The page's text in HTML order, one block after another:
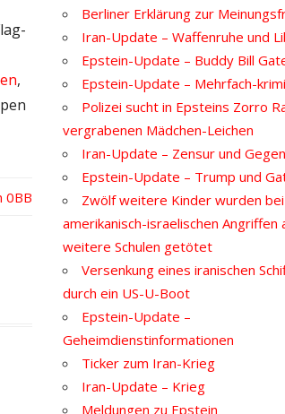
,
Berliner Erklärung zur
Iran-Update – Waffenruhe und
Epstein-Update – Buddy Bill
Epstein-Update – Mehrfach-
Polizei sucht in Epsteins Zorro
vergrabenen Mädchen-Leichen
Iran-Update – Zensur und
Epstein-Update – Trump und
Zwölf weitere Kinder wurden bei
amerikanisch-israelischen Angriffen
weitere Schulen getötet
Versenkung eines iranischen
durch ein US-U-Boot
Epstein-Update –
Geheimdienstinformationen
Ticker zum Iran-Krieg
Iran-Update – Krieg
Meldungen zu Epstein